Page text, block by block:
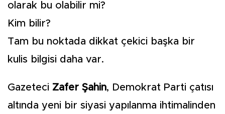
olarak bu olabilir mi?
Kim bilir?
Tam bu noktada dikkat çekici başka bir
kulis bilgisi daha var.
Gazeteci Zafer Şahin, Demokrat Parti çatısı
altında yeni bir siyasi yapılanma ihtimalinden